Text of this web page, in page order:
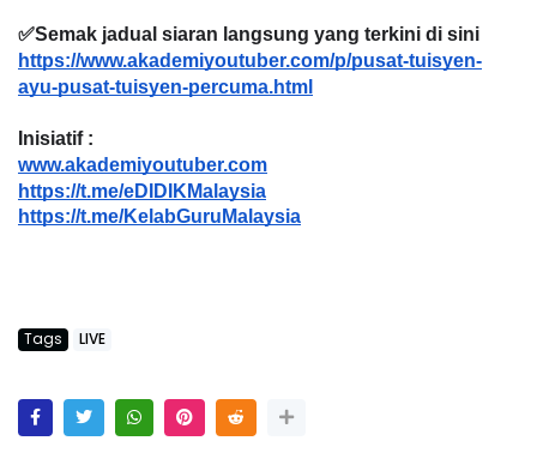
✅Semak jadual siaran langsung yang terkini di sini
https://www.akademiyoutuber.com/p/pusat-tuisyen-
ayu-pusat-tuisyen-percuma.html
Inisiatif :
www.akademiyoutuber.com
https://t.me/eDIDIKMalaysia
https://t.me/KelabGuruMalaysia
Tags LIVE